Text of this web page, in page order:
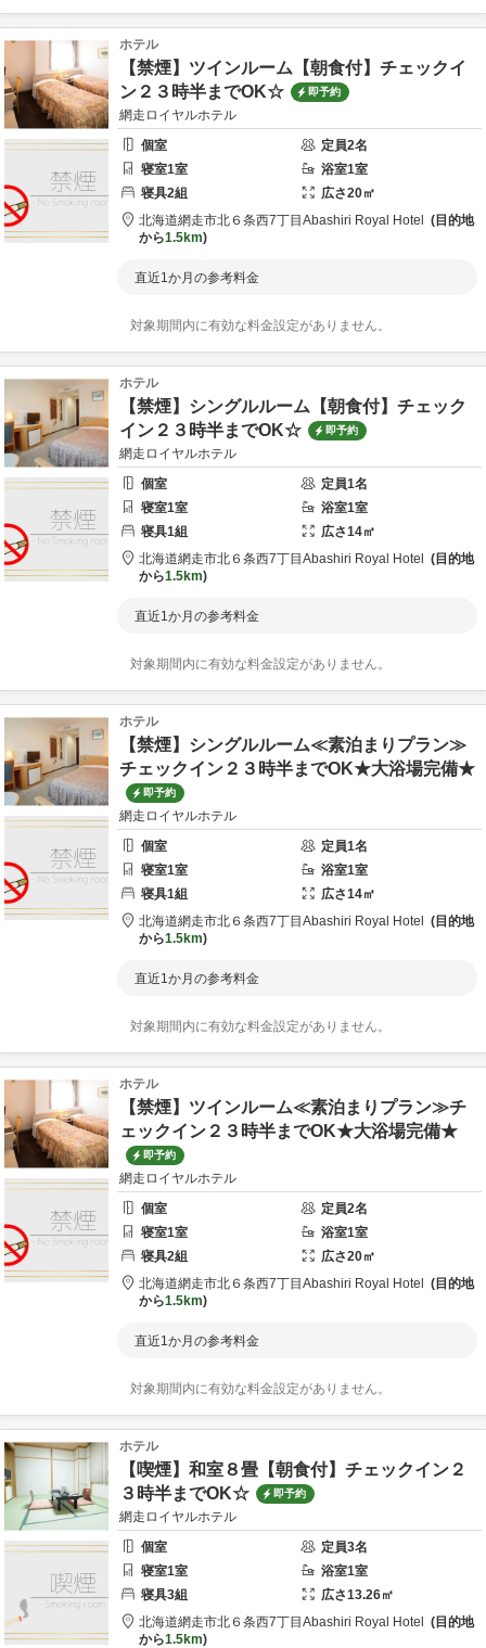
ホテル
【禁煙】ツインルーム【朝食付】チェックイ
ン２３時半までOK☆
即予約
網走ロイヤルホテル
個室
定員2名
寝室1室 浴室1室
寝具2組 広さ20㎡
北海道網走市北６条西7丁目 Abashiri Royal Hotel
目的地
から1.5km
直近1か月の参考料金
対象期間内に有効な料金設定がありません。
ホテル
【禁煙】シングルルーム【朝食付】チェック
イン２３時半までOK☆
即予約
網走ロイヤルホテル
個室
定員1名
寝室1室 浴室1室
寝具1組 広さ14㎡
北海道網走市北６条西7丁目 Abashiri Royal Hotel
目的地
から1.5km
直近1か月の参考料金
対象期間内に有効な料金設定がありません。
ホテル
【禁煙】シングルルーム≪素泊まりプラン≫
チェックイン２３時半までOK★大浴場完備★
即予約
網走ロイヤルホテル
個室
定員1名
寝室1室 浴室1室
寝具1組 広さ14㎡
北海道網走市北６条西7丁目 Abashiri Royal Hotel
目的地
から1.5km
直近1か月の参考料金
対象期間内に有効な料金設定がありません。
ホテル
【禁煙】ツインルーム≪素泊まりプラン≫チ
ェックイン２３時半までOK★大浴場完備★
即予約
網走ロイヤルホテル
個室
定員2名
寝室1室 浴室1室
寝具2組 広さ20㎡
北海道網走市北６条西7丁目 Abashiri Royal Hotel
目的地
から1.5km
直近1か月の参考料金
対象期間内に有効な料金設定がありません。
ホテル
【喫煙】和室８畳【朝食付】チェックイン２
３時半までOK☆
即予約
網走ロイヤルホテル
個室
定員3名
寝室1室 浴室1室
寝具3組 広さ13.26㎡
北海道網走市北６条西7丁目 Abashiri Royal Hotel
目的地
から1.5km